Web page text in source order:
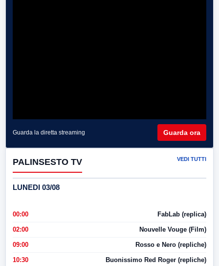
Guarda la diretta streaming Guarda ora
PALINSESTO TV VEDI TUTTI
LUNEDI 03/08
00:00 FabLab (replica)
02:00 Nouvelle Vouge (Film)
09:00 Rosso e Nero (repliche)
10:30 Buonissimo Red Roger (repliche)